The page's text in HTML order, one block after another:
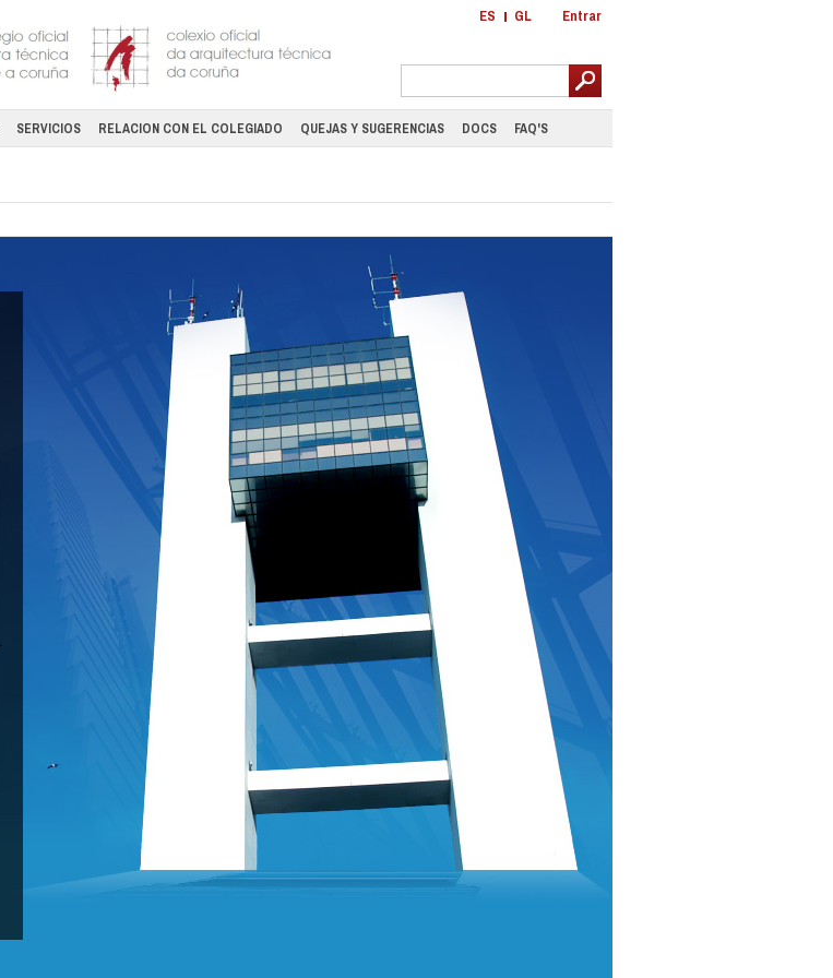
ES GL Entrar
SERVICIOS RELACION CON EL COLEGIADO QUEJAS Y SUGERENCIAS DOCS FAQ'S